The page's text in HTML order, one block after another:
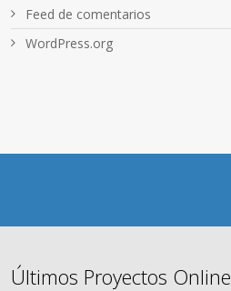
Feed de comentarios
WordPress.org
Últimos Proyectos Online